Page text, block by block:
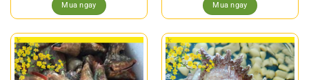
Mua ngay Mua ngay